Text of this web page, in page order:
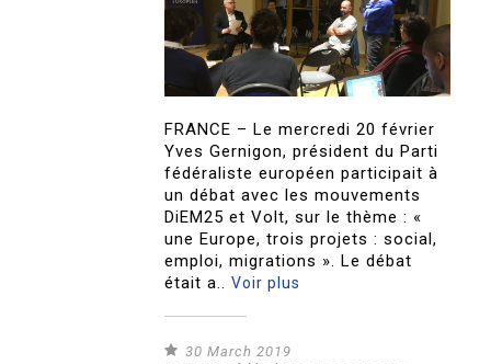
FRANCE – Le mercredi 20 février
Yves Gernigon, président du Parti
fédéraliste européen participait à
un débat avec les mouvements
DiEM25 et Volt, sur le thème : «
une Europe, trois projets : social,
emploi, migrations ». Le débat
était a..Voir plus
30 March 2019